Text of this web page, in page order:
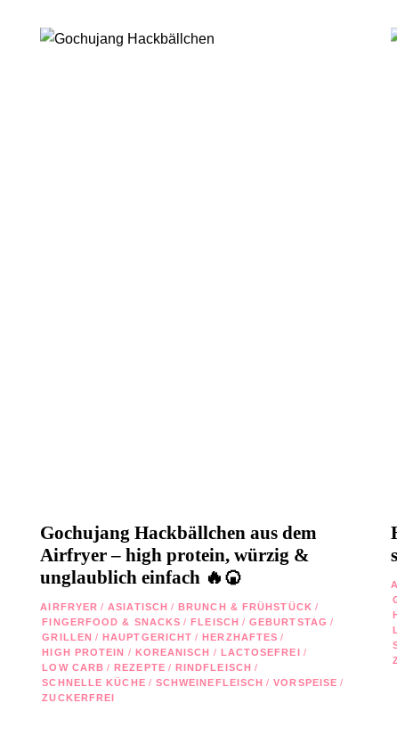
Gochujang Hackbällchen aus dem
Airfryer – high protein, würzig &
unglaublich einfach 🔥🍘
AIRFRYER / ASIATISCH / BRUNCH & FRÜHSTÜCK /
FINGERFOOD & SNACKS / FLEISCH / GEBURTSTAG /
GRILLEN / HAUPTGERICHT / HERZHAFTES /
HIGH PROTEIN / KOREANISCH / LACTOSEFREI /
LOW CARB / REZEPTE / RINDFLEISCH /
SCHNELLE KÜCHE / SCHWEINEFLEISCH / VORSPEISE /
ZUCKERFREI